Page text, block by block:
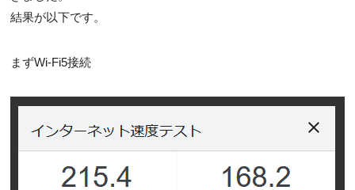
結果が以下です。
まずWi-Fi5接続